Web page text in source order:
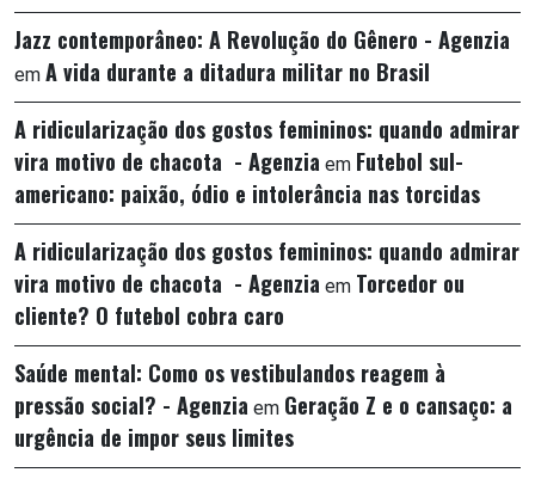
Jazz contemporâneo: A Revolução do Gênero - Agenzia
em A vida durante a ditadura militar no Brasil
A ridicularização dos gostos femininos: quando admirar
vira motivo de chacota - Agenzia em Futebol sul-
americano: paixão, ódio e intolerância nas torcidas
A ridicularização dos gostos femininos: quando admirar
vira motivo de chacota - Agenzia em Torcedor ou
cliente? O futebol cobra caro
Saúde mental: Como os vestibulandos reagem à
pressão social? - Agenzia em Geração Z e o cansaço: a
urgência de impor seus limites